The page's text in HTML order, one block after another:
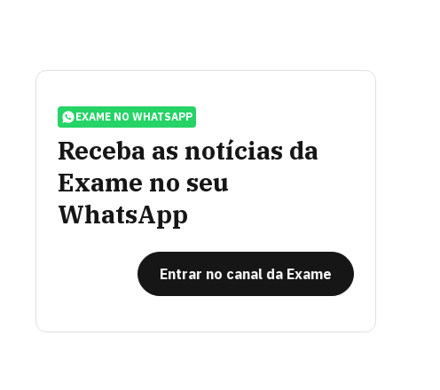
EXAME NO WHATSAPP
Receba as notícias da
Exame no seu
WhatsApp
Entrar no canal da Exame